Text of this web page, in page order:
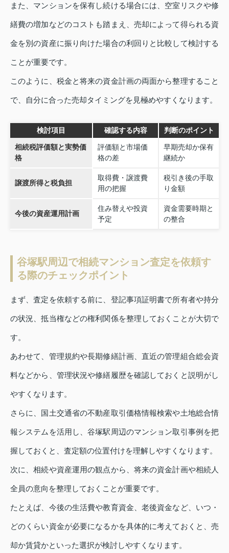
また、マンションを保有し続ける場合には、空室リスクや修
繕費の増加などのコストも踏まえ、売却によって得られる資
金を別の資産に振り向けた場合の利回りと比較して検討する
ことが重要です。
このように、税金と将来の資金計画の両面から整理すること
で、自分に合った売却タイミングを見極めやすくなります。
検討項目 確認する内容 判断のポイント
相続税評価額と実勢価
格
評価額と市場価
格の差
早期売却か保有
継続か
譲渡所得と税負担
取得費・譲渡費
用の把握
税引き後の手取
り金額
今後の資産運用計画
住み替えや投資
予定
資金需要時期と
の整合
谷塚駅周辺で相続マンション査定を依頼す
る際のチェックポイント
まず、査定を依頼する前に、登記事項証明書で所有者や持分
の状況、抵当権などの権利関係を整理しておくことが大切で
す。
あわせて、管理規約や長期修繕計画、直近の管理組合総会資
料などから、管理状況や修繕履歴を確認しておくと説明がし
やすくなります。
さらに、国土交通省の不動産取引価格情報検索や土地総合情
報システムを活用し、谷塚駅周辺のマンション取引事例を把
握しておくと、査定額の位置付けを理解しやすくなります。
次に、相続や資産運用の観点から、将来の資金計画や相続人
全員の意向を整理しておくことが重要です。
たとえば、今後の生活費や教育資金、老後資金など、いつ・
どのくらい資金が必要になるかを具体的に考えておくと、売
却か賃貸かといった選択が検討しやすくなります。